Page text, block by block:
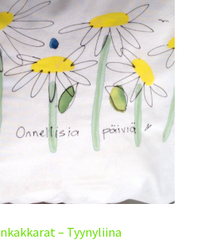
– Tyynyliina